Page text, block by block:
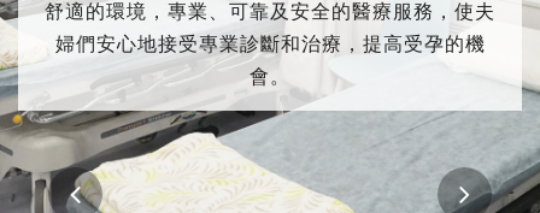
舒適的環境，專業、可靠及安全的醫療服務，使夫
婦們安心地接受專業診斷和治療，提高受孕的機
會。